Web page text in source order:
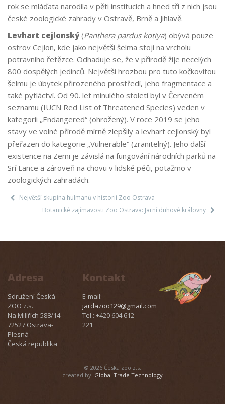
rok se mláďata narodila v pěti institucích a hned tři z nich jsou
české zoologické zahrady v Ostravě, Brně a Jihlavě.
Levhart cejlonský(Panthera pardus kotiya) obývá pouze
ostrov Cejlon, kde jako největší šelma stojí na vrcholu
potravního řetězce. Odhaduje se, že v přírodě žije necelých
800 dospělých jedinců. Největší hrozbou pro tuto kočkovitou
šelmu je úbytek přirozeného prostředí, jeho fragmentace a
také pytláctví. Od 90. let minulého století byl v Červeném
seznamu (IUCN Red List of Threatened Species) veden v
kategorii „Endangered“ (ohrožený). V roce 2019 se jeho
stavy ve volné přírodě mírně zlepšily a levhart cejlonský byl
přeřazen do kategorie „Vulnerable“ (zranitelný). Jeho další
existence na Zemi je závislá na fungování národních parků na
Srí Lance a zároveň na chovu v lidské péči, potažmo v
zoologických zahradách.
Největší skupina hulmanů v historii Zoo Ostrava
Botanické zajímavosti Zoo Ostrava: Jarní duhové královny
Adresa
Sdružení Česká
ZOO z.s.
Na Milířích 588/14
72527 Ostrava-
Plesná
Česká republika
Kontakt
E-mail:
jardazoo129@gmail.com
Tel.: +420 604 612
221
© 2026 Česká zoo z.s.
created by: Global Trade Technology